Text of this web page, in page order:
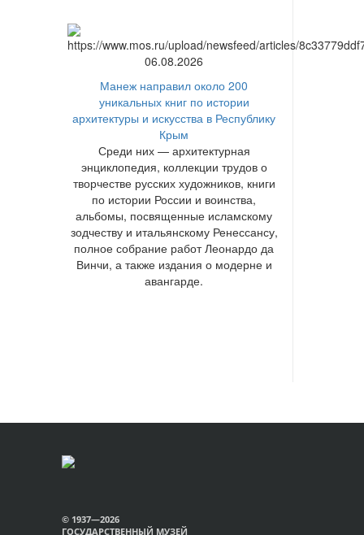
06.08.2026
Манеж направил около 200
уникальных книг по истории
архитектуры и искусства в Республику
Крым
Среди них — архитектурная
энциклопедия, коллекции трудов о
творчестве русских художников, книги
по истории России и воинства,
альбомы, посвященные исламскому
зодчеству и итальянскому Ренессансу,
полное собрание работ Леонардо да
Винчи, а также издания о модерне и
авангарде.
© 1937—2026
ГОСУДАРСТВЕННЫЙ МУЗЕЙ